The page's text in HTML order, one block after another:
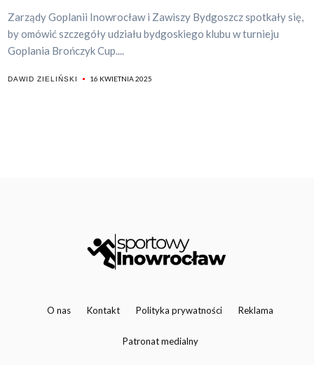
Zarządy Goplanii Inowrocław i Zawiszy Bydgoszcz spotkały się,
by omówić szczegóły udziału bydgoskiego klubu w turnieju
Goplania Brończyk Cup....
DAWID ZIELIŃSKI 16 KWIETNIA 2025
O nas Kontakt Polityka prywatności Reklama
Patronat medialny